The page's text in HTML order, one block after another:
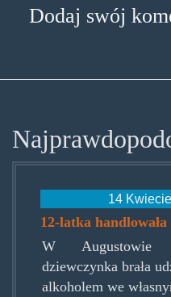
Dodaj swój
14
12-latka
W Augustowie
dziewczynka brała
alkoholem we